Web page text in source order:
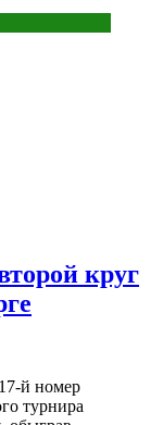
круг
й номер
турнира